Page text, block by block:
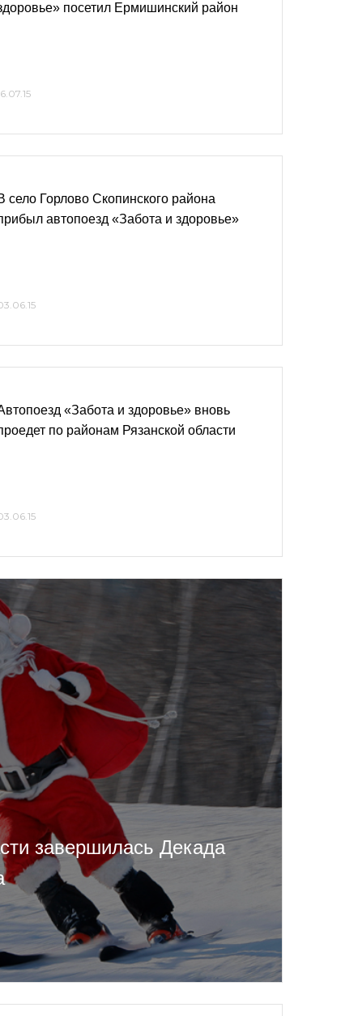
посетил Ермишинский район
село Горлово Скопинского района
автопоезд «Забота и здоровье»
«Забота и здоровье» вновь
по районам Рязанской области
завершилась Декада